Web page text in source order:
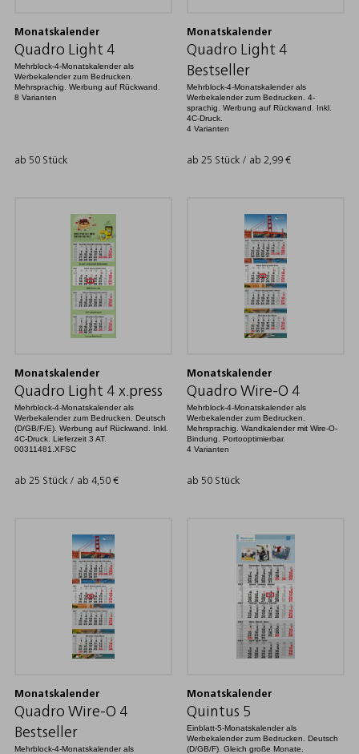
Monatskalender
Quadro Light 4
Mehrblock-4-Monatskalender als
Werbekalender zum Bedrucken.
Mehrsprachig. Werbung auf Rückwand.
8 Varianten
ab 50 Stück
Monatskalender
Quadro Light 4
Bestseller
Mehrblock-4-Monatskalender als
Werbekalender zum Bedrucken. 4-
sprachig. Werbung auf Rückwand. Inkl.
4C-Druck.
4 Varianten
ab 25 Stück / ab 2,99 €
Monatskalender
Quadro Light 4 x.press
Mehrblock-4-Monatskalender als
Werbekalender zum Bedrucken. Deutsch
(D/GB/F/E). Werbung auf Rückwand. Inkl.
4C-Druck. Lieferzeit 3 AT.
00311481.XFSC
ab 25 Stück / ab 4,50 €
Monatskalender
Quadro Wire-O 4
Mehrblock-4-Monatskalender als
Werbekalender zum Bedrucken.
Mehrsprachig. Wandkalender mit Wire-O-
Bindung. Portooptimierbar.
4 Varianten
ab 50 Stück
Monatskalender
Quadro Wire-O 4
Bestseller
Mehrblock-4-Monatskalender als
Monatskalender
Quintus 5
Einblatt-5-Monatskalender als
Werbekalender zum Bedrucken. Deutsch
(D/GB/F). Gleich große Monate.